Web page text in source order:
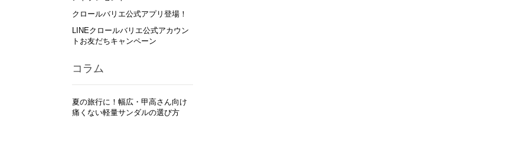
クロールバリエ公式アプリ登場！
LINEクロールバリエ公式アカウン
トお友だちキャンペーン
コラム
夏の旅行に！幅広・甲高さん向け
痛くない軽量サンダルの選び方